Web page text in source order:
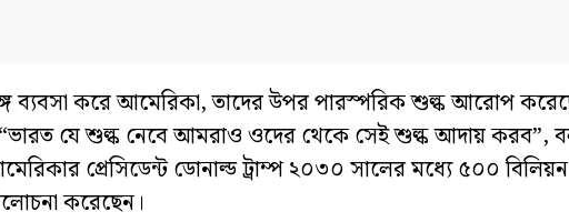
ব্যবসা করে আমেরিকা, তাদের উপর পারস্পরিক শুল্ক আরোপ
যে শুল্ক নেবে আমরাও ওদের থেকে সেই শুল্ক আদায় করব”,
প্রেসিডেন্ট ডোনাল্ড ট্রাম্প ২০৩০ সালের মধ্যে ৫০০ বিলিয়ন
করেছেন।